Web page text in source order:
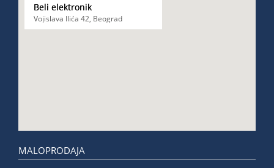
Beli elektronik
Vojislava Ilića 42, Beograd
MALOPRODAJA